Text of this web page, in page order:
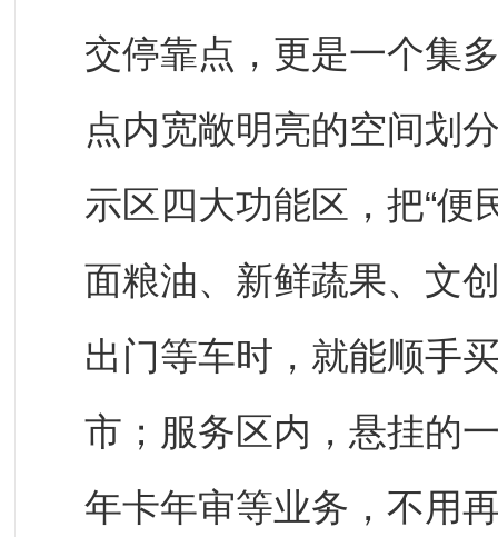
交停靠点，更是一个集
点内宽敞明亮的空间划
示区四大功能区，把“便
面粮油、新鲜蔬果、文
出门等车时，就能顺手
市；服务区内，悬挂的
年卡年审等业务，不用